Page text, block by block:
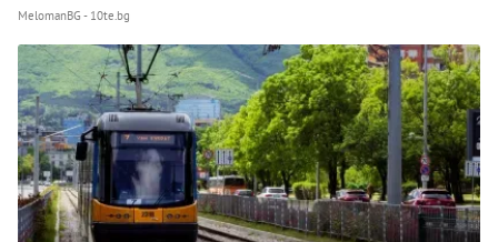
MelomanBG - 10te.bg